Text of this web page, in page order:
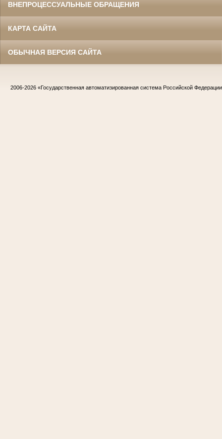
ВНЕПРОЦЕССУАЛЬНЫЕ ОБРАЩЕНИЯ
КАРТА САЙТА
ОБЫЧНАЯ ВЕРСИЯ САЙТА
2006-2026 «Государственная автоматизированная система Российской